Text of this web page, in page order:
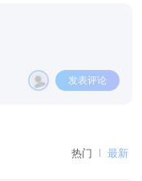
发表评论
热门 最新